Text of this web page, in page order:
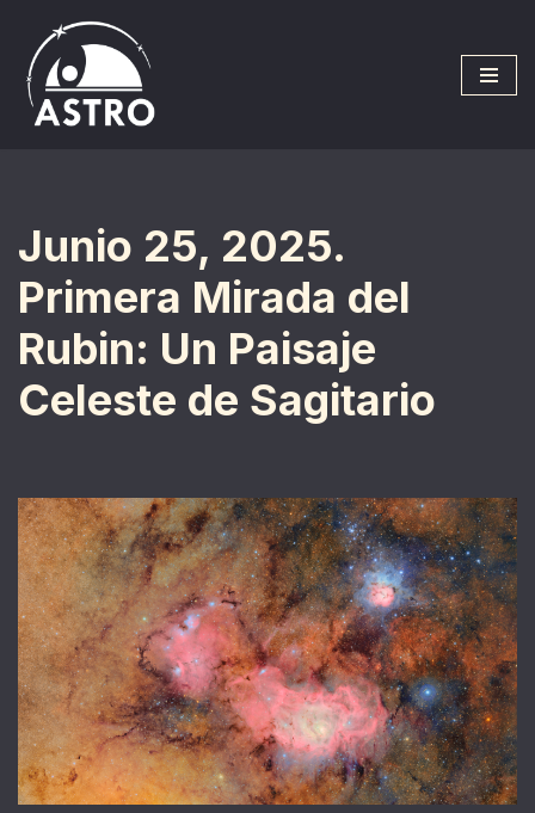
Saltar
al
contenido
Junio 25, 2025.
Primera Mirada del
Rubin: Un Paisaje
Celeste de Sagitario